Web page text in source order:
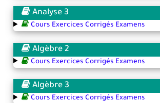
Analyse 3
Cours Exercices Corrigés Examens
Algèbre 2
Cours Exercices Corrigés Examens
Algèbre 3
Cours Exercices Corrigés Examens